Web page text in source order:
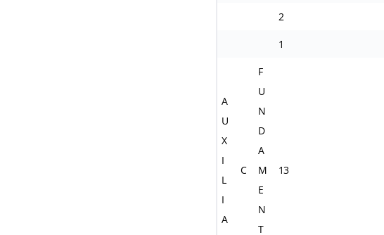
2
1
A
U
X
I
L
I
A
C
F
U
N
D
A
M
E
N
T
13